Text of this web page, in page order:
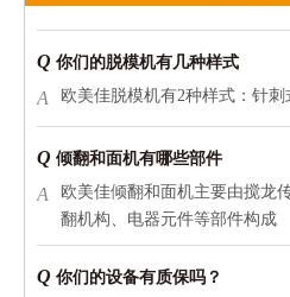
和面机在工业面包生产线中是怎
2026年买家检查清单：如何在展
跨越重洋，直达工厂：欧美佳
不仅仅是克重精度：了解面团分
优化烘焙工厂布局：垂直螺旋醒
工业烤炉选型指南：电、燃气还
为什么欧美佳的工业烘焙设备是
工业烘焙自动化：2026 年推动
实地安装与员工培训：与欧美佳
A 欧美佳脱模机有2种样式：针
Q 倾翻和面机有哪些部件
A
欧美佳倾翻和面机主要由搅龙
翻机构、电器元件等部件构成
你们的设备有质保吗？
A
整套设备，自收货之日起，我
心选购（注：非设备质量自身